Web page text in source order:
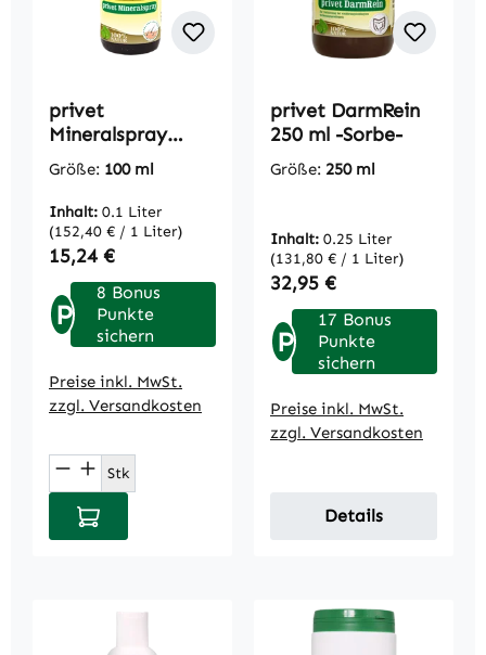
privet
Mineralspray
100ml
Größe: 100 ml
Inhalt: 0.1 Liter
(152,40 € / 1 Liter)
Regulärer Preis:
15,24 €
P
8 Bonus
Punkte
sichern
Preise inkl. MwSt.
zzgl. Versandkosten
Produkt Anzahl: Gib den
Stk
In den Warenkorb
privet DarmRein
250 ml -Sorbe-
Größe: 250 ml
Inhalt: 0.25 Liter
(131,80 € / 1 Liter)
Regulärer Preis:
32,95 €
P
17 Bonus
Punkte
sichern
Preise inkl. MwSt.
zzgl. Versandkosten
Details